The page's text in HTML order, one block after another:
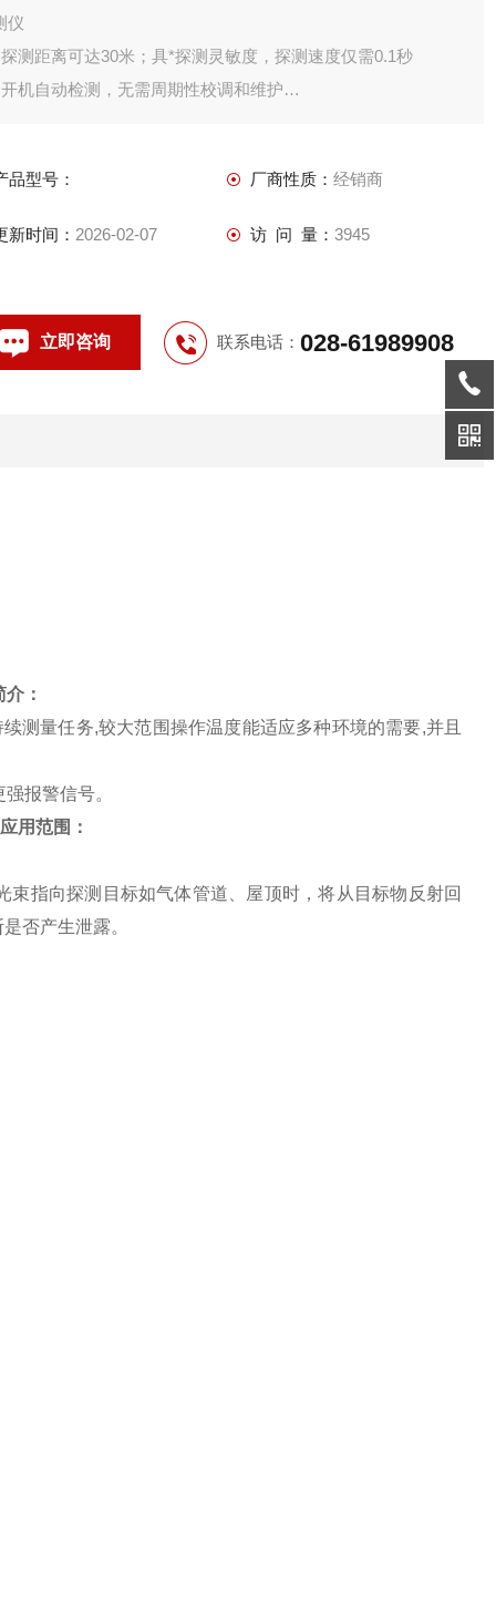
仪
测距离可达30米；具*探测灵敏度，探测速度仅需0.1秒
机自动检测，无需周期性校调和维护
品型号：
厂商性质： 经销商
新时间： 2026-02-07 访 问 量： 3945
立即咨询 联系电话： 028-61989908
：
测量任务,较大范围操作温度能适应多种环境的需要,并且
报警信号。
用范围：
指向探测目标如气体管道、屋顶时，将从目标物反射回
否产生泄露。